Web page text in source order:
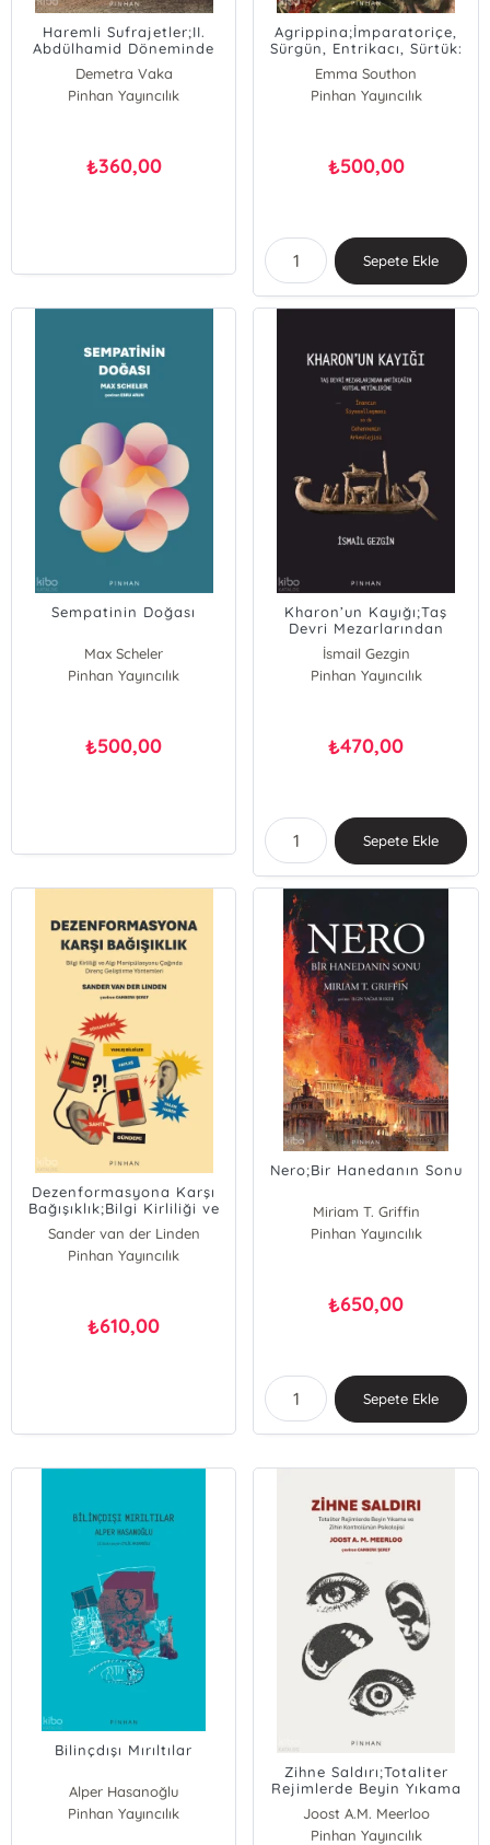
Haremli Sufrajetler;II.
Abdülhamid Döneminde
Türk Kadınlarının
Hayatından Sahifeler
Demetra Vaka
Pinhan Yayıncılık
₺360,00
Agrippina;İmparatoriçe,
Sürgün, Entrikacı, Sürtük:
Roma Dünyasının En Sıra
Dışı Kadınının Hikâyesi
Emma Southon
Pinhan Yayıncılık
₺500,00
Sepete Ekle
Sempatinin Doğası
Max Scheler
Pinhan Yayıncılık
₺500,00
Kharon’un Kayığı;Taş
Devri Mezarlarından
Antikçağın Kutsal
Metinlerine İnancın
Siyasallaşması ya da
İsmail Gezgin
Pinhan Yayıncılık
₺470,00
Sepete Ekle
Dezenformasyona Karşı
Bağışıklık;Bilgi Kirliliği ve
Algı Manipülasyonu
Çağında Direnç Geliştirme
Yöntemleri
Sander van der Linden
Pinhan Yayıncılık
₺610,00
Nero;Bir Hanedanın Sonu
Miriam T. Griffin
Pinhan Yayıncılık
₺650,00
Sepete Ekle
Bilinçdışı Mırıltılar
Alper Hasanoğlu
Pinhan Yayıncılık
Zihne Saldırı;Totaliter
Rejimlerde Beyin Yıkama
ve Zihin Kontrolünün
Psikolojisi
Joost A.M. Meerloo
Pinhan Yayıncılık